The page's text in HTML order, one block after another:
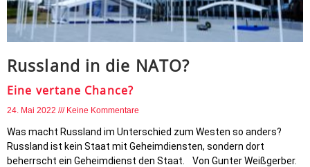
Russland in die NATO?
Eine vertane Chance?
24. Mai 2022 Keine Kommentare
Was macht Russland im Unterschied zum Westen so anders?
Russland ist kein Staat mit Geheimdiensten, sondern dort
beherrscht ein Geheimdienst den Staat. Von Gunter Weißgerber.